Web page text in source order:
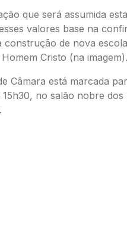
que será assumida
valores base na
construção de nova
Cristo (na imagem).
Câmara está marcada
15h30, no salão nobre dos